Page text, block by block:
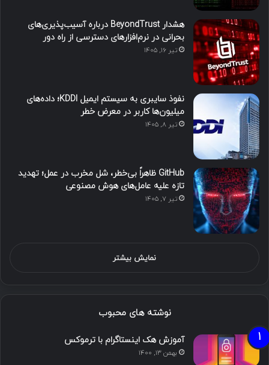
هشدار BeyondTrust درباره آسیب‌پذیری‌های
بحرانی در نرم‌افزارهای دسترسی از راه دور
تیر ۱۶, ۱۴۰۵
نفوذ سایبری به سیستم ایمیل KDDI؛ داده‌های
میلیون‌ها کاربر در معرض خطر
تیر ۸, ۱۴۰۵
GitHub ظاهراً بی‌خطر، شل مخرب در عمل؛ تهدید
تازه علیه عامل‌های هوش مصنوعی
تیر ۷, ۱۴۰۵
نمایش بیشتر
نوشته های محبوب
آموزش هک اینستاگرام با ترموکس
بهمن ۱۳, ۱۴۰۰